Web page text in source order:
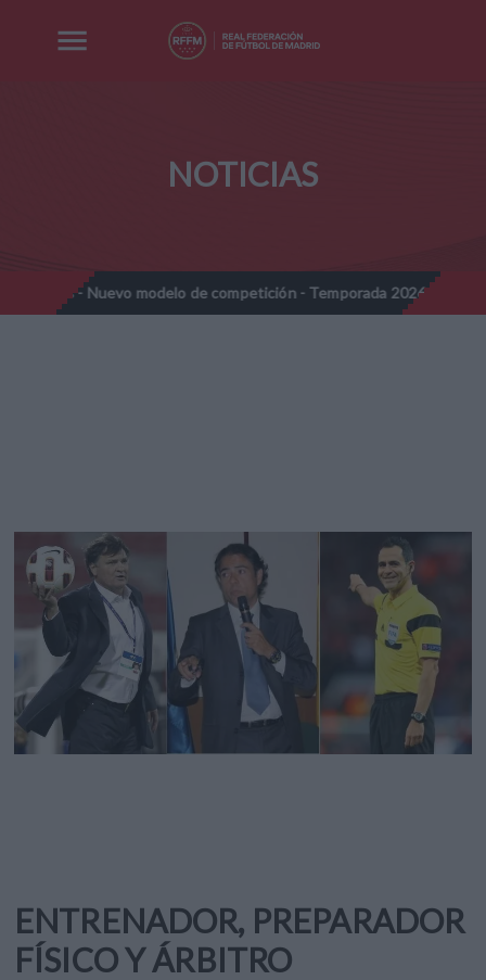
NOTICIAS
Nuevo modelo de competición - Temporada 2026-2027 //
ENTRENADOR, PREPARADOR
FÍSICO Y ÁRBITRO